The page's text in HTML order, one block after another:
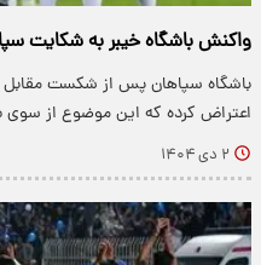
واکنش باشگاه خیبر به شکایت
باشگاه سپاهان پس از شکست مقابل
اعتراض کرده که این موضوع از سوی
۲ دی ۱۴۰۴